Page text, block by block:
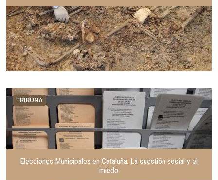
TRIBUNA
Elecciones Municipales en Cataluña: La cuestión social y el
miedo